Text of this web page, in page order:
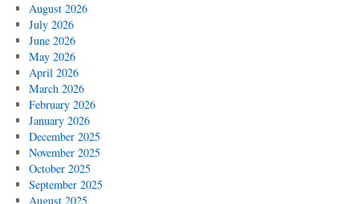
August 2026
July 2026
June 2026
May 2026
April 2026
March 2026
February 2026
January 2026
December 2025
November 2025
October 2025
September 2025
August 2025